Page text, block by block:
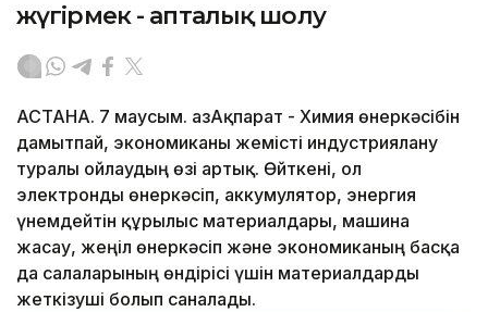
жүгірмек - апталық шолу
АСТАНА. 7 маусым. ҚазАқпарат - Химия өнеркәсібін
дамытпай, экономиканы жемісті индустриялану
туралы ойлаудың өзі артық. Өйткені, ол
электронды өнеркәсіп, аккумулятор, энергия
үнемдейтін құрылыс материалдары, машина
жасау, жеңіл өнеркәсіп және экономиканың басқа
да салаларының өндірісі үшін материалдарды
жеткізуші болып саналады.